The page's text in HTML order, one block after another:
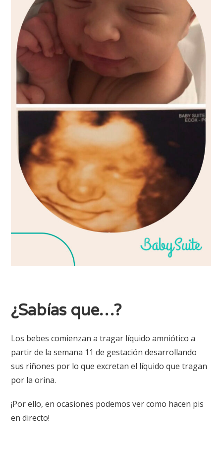
¿Sabías que…?
Los bebes comienzan a tragar líquido amniótico a
partir de la semana 11 de gestación desarrollando
sus riñones por lo que excretan el líquido que tragan
por la orina.
¡Por ello, en ocasiones podemos ver como hacen pis
en directo!